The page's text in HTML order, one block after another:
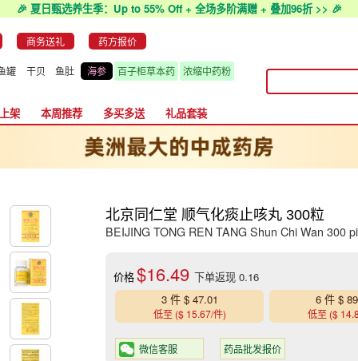
🎉 夏日甄选养生季：Up to 55% Off + 全场多阶满赠 + 叠加96折 >> 🎉
商务送礼 药方报价
罐 干贝 鱼肚 海参 百子柜草本药 浓缩中药粉
架 本周推荐 多买多送 礼品套装
北京同仁堂 顺气化痰止咳丸 300粒
BEIJING TONG REN TANG Shun Chi Wan 300
价格$16.49下单返现 0.16
3 件 $ 47.01
低至 ($ 15.67/件)
6 件 $
低至 ($
微信客服 药品批发报价